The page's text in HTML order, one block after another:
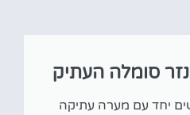
סומלה העתיק
יחד עם מערה עתיקה